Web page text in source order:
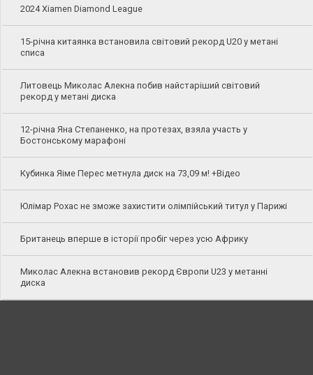
2024 Xiamen Diamond League
15-річна китаянка встановила світовий рекорд U20 у метані
списа
Литовець Миколас Алекна побив найстаріший світовий
рекорд у метані диска
12-річна Яна Степаненко, на протезах, взяла участь у
Бостонському марафоні
Кубинка Яіме Перес метнула диск на 73,09 м! +Відео
Юлімар Рохас не зможе захистити олімпійський титул у Парижі
Британець вперше в історії пробіг через усю Африку
Миколас Алекна встановив рекорд Європи U23 у метанні
диска